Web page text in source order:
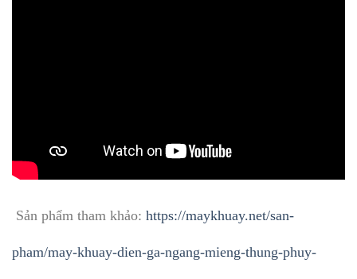
Sản phẩm tham khảo: https://maykhuay.net/san-
pham/may-khuay-dien-ga-ngang-mieng-thung-phuy-